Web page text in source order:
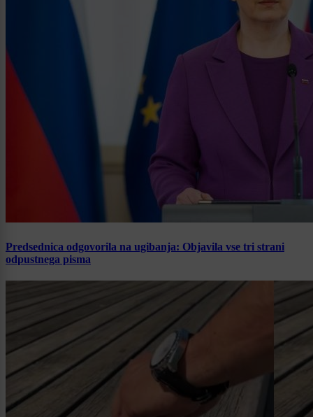
Predsednica odgovorila na ugibanja: Objavila vse tri strani
odpustnega pisma